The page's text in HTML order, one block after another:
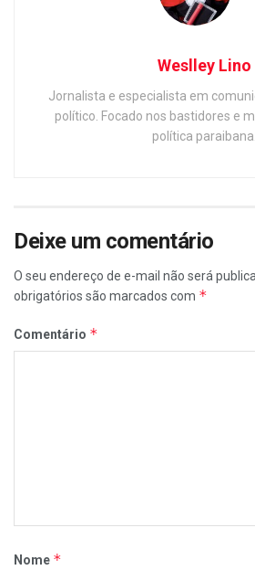
Weslley Lino
Jornalista e especialista em
político. Focado nos bastidores e
política paraibana.
Deixe um comentário
O seu endereço de e-mail não será
obrigatórios são marcados com *
Comentário *
Nome *